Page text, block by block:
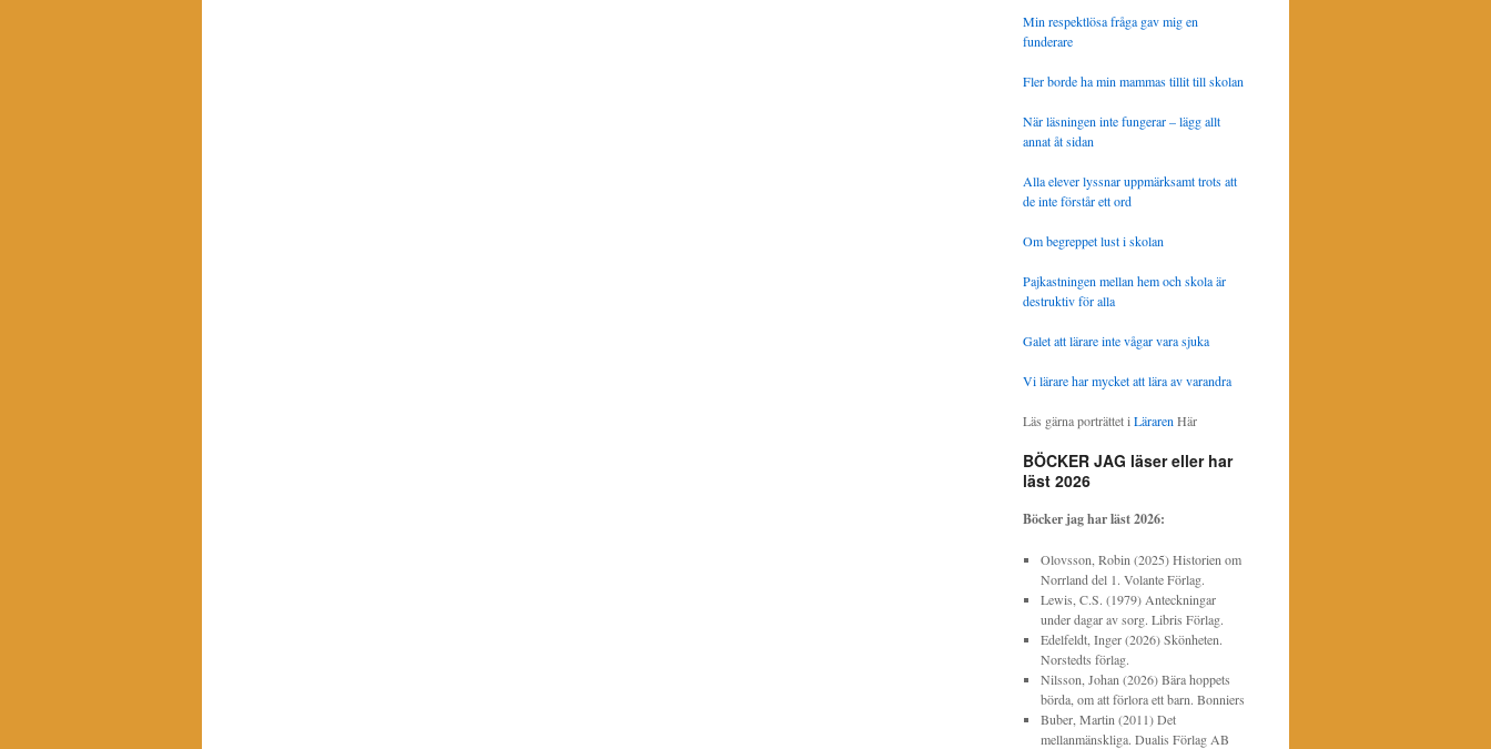
Min respektlösa fråga gav mig en
funderare
Fler borde ha min mammas tillit till skolan
När läsningen inte fungerar – lägg allt
annat åt sidan
Alla elever lyssnar uppmärksamt trots att
de inte förstår ett ord
Om begreppet lust i skolan
Pajkastningen mellan hem och skola är
destruktiv för alla
Galet att lärare inte vågar vara sjuka
Vi lärare har mycket att lära av varandra
Läs gärna porträttet i Läraren Här
BÖCKER JAG läser eller har
läst 2026
Böcker jag har läst2026:
Olovsson, Robin (2025) Historien om
Norrland del 1. Volante Förlag.
Lewis, C.S. (1979) Anteckningar
under dagar av sorg. Libris Förlag.
Edelfeldt, Inger (2026) Skönheten.
Norstedts förlag.
Nilsson, Johan (2026) Bära hoppets
börda, om att förlora ett barn. Bonniers
Buber, Martin (2011) Det
mellanmänskliga. Dualis Förlag AB